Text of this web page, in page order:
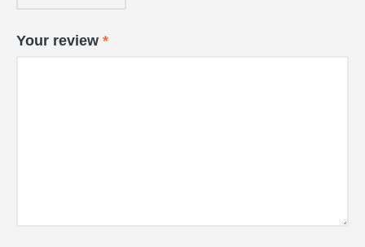
Your review *